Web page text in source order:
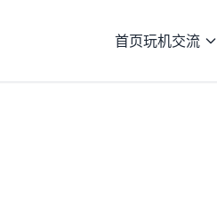
首页玩机交流